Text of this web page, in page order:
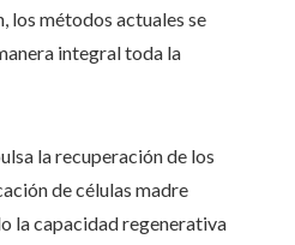
los métodos actuales se
integral toda la
la recuperación de los
de células madre
la capacidad regenerativa